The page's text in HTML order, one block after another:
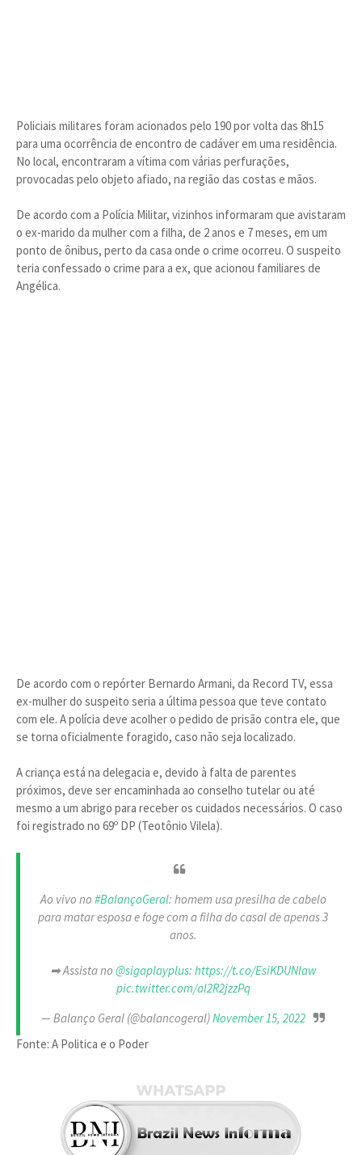
Policiais militares foram acionados pelo 190 por volta das 8h15
para uma ocorrência de encontro de cadáver em uma residência.
No local, encontraram a vítima com várias perfurações,
provocadas pelo objeto afiado, na região das costas e mãos.
De acordo com a Polícia Militar, vizinhos informaram que avistaram
o ex-marido da mulher com a filha, de 2 anos e 7 meses, em um
ponto de ônibus, perto da casa onde o crime ocorreu. O suspeito
teria confessado o crime para a ex, que acionou familiares de
Angélica.
De acordo com o repórter Bernardo Armani, da Record TV, essa
ex-mulher do suspeito seria a última pessoa que teve contato
com ele. A polícia deve acolher o pedido de prisão contra ele, que
se torna oficialmente foragido, caso não seja localizado.
A criança está na delegacia e, devido à falta de parentes
próximos, deve ser encaminhada ao conselho tutelar ou até
mesmo a um abrigo para receber os cuidados necessários. O caso
foi registrado no 69º DP (Teotônio Vilela).
Ao vivo no #BalançoGeral: homem usa presilha de cabelo
para matar esposa e foge com a filha do casal de apenas 3
anos.
➡ Assista no @sigaplayplus: https://t.co/EsiKDUNIaw
pic.twitter.com/al2R2jzzPq
— Balanço Geral (@balancogeral)November 15, 2022
Fonte: A Politica e o Poder